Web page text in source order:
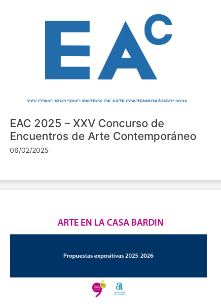
EAC 2025 – XXV Concurso de
Encuentros de Arte Contemporáneo
06/02/2025